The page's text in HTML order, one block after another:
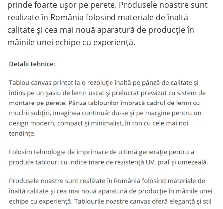
prinde foarte ușor pe perete. Produsele noastre sunt
realizate în România folosind materiale de înaltă
calitate și cea mai nouă aparatură de producție în
mâinile unei echipe cu experiență.